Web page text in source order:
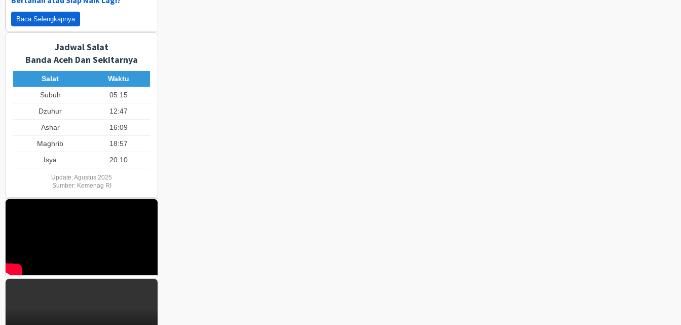
Baca Selengkapnya
Jadwal Salat
Banda Aceh Dan Sekitarnya
Salat
Waktu
Subuh
05:15
Dzuhur
12:47
Ashar
16:09
Maghrib
18:57
Isya
20:10
Update: Agustus 2025
Sumber: Kemenag RI